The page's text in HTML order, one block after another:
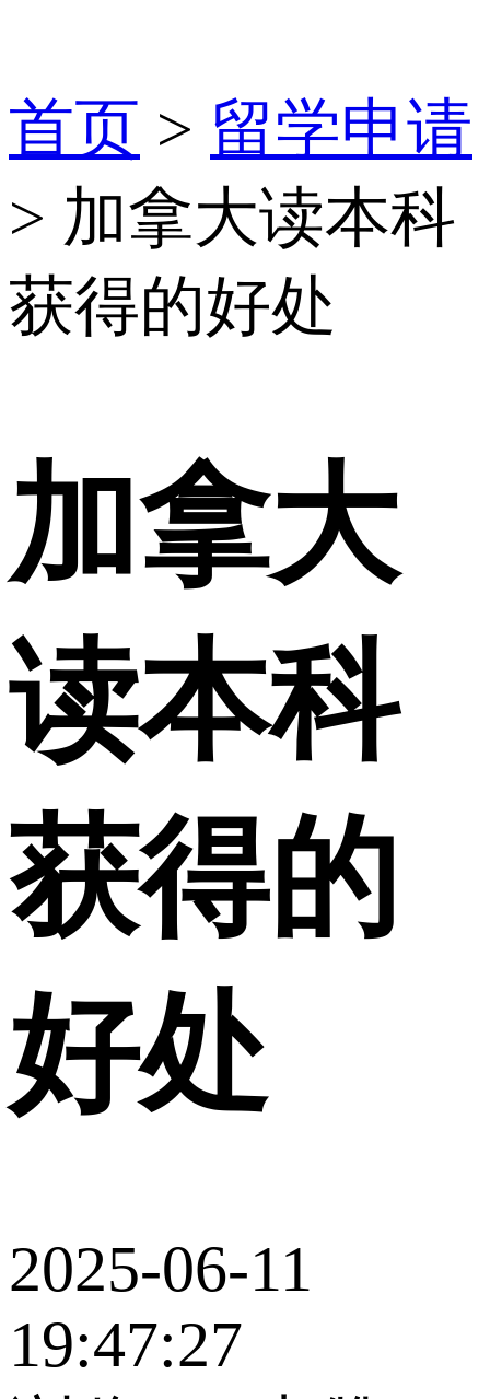
首页 > 留学申请
> 加拿大读本科
获得的好处
加拿大
读本科
获得的
好处
2025-06-11
19:47:27